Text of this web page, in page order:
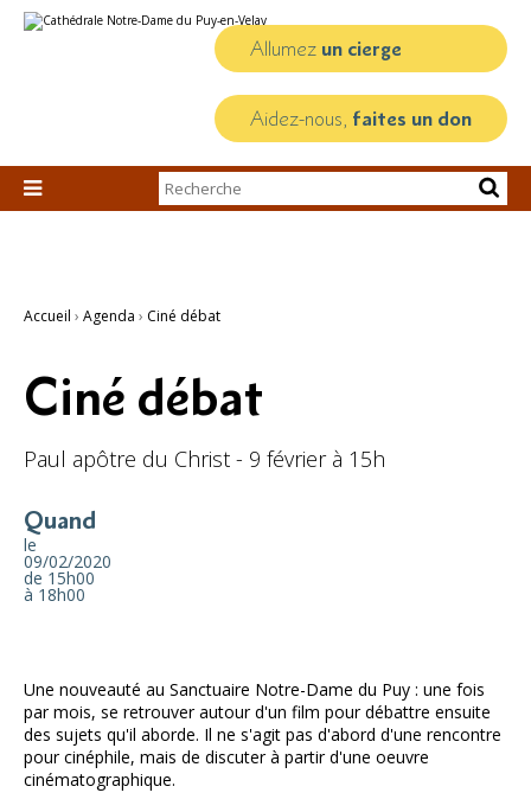
au
personnels
Allumez un cierge
Aidez-nous, faites un don

Chercher par
Recherche
Accueil › Agenda › Ciné débat
Ciné débat
Paul apôtre du Christ - 9 février à 15h
Quand
le
09/02/2020
de 15h00
à 18h00
Une nouveauté au Sanctuaire Notre-Dame du Puy : une fois
par mois, se retrouver autour d'un film pour débattre ensuite
des sujets qu'il aborde. Il ne s'agit pas d'abord d'une rencontre
pour cinéphile, mais de discuter à partir d'une oeuvre
cinématographique.